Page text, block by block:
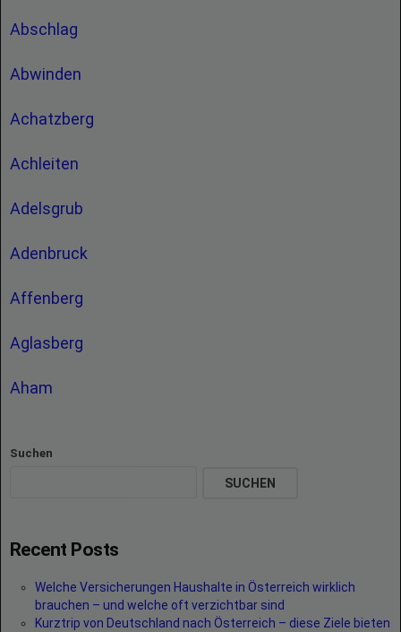
Abschlag
Abwinden
Achatzberg
Achleiten
Adelsgrub
Adenbruck
Affenberg
Aglasberg
Aham
Suchen
SUCHEN
Recent Posts
Welche Versicherungen Haushalte in Österreich wirklich
brauchen – und welche oft verzichtbar sind
Kurztrip von Deutschland nach Österreich – diese Ziele bieten